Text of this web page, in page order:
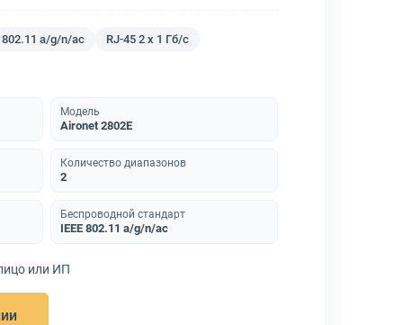
802.11 a/g/n/ac RJ-45 2 x 1 Гб/с
Модель
Aironet 2802E
Количество диапазонов
2
Беспроводной стандарт
IEEE 802.11 a/g/n/ac
или ИП